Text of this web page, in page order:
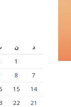
د ن
1
7
8
14
15
21
22